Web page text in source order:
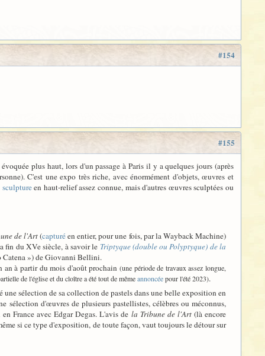
#154
#155
plus haut, lors d'un passage à Paris il y a quelques jours (après
C'est une expo très riche, avec énormément d'objets, œuvres et
sculptureen haut-relief assez connue, mais d'autres œuvres sculptées ou
de l'Art(capturéen entier, pour une fois, par la Wayback Machine)
fin du XVe siècle, à savoir le Triptyque (double ou Polyptyque) de la
») de Giovanni Bellini.
an à partir du mois d'août prochain (une période de travaux assez longue,
de l'église et du cloître a été tout de mêmeannoncéepour l'été 2023).
sélection de sa collection de pastels dans une belle exposition en
sélection d'œuvres de plusieurs pastellistes, célèbres ou méconnus,
France avec Edgar Degas. L'avis de la Tribune de l'Art(là encore
si ce type d'exposition, de toute façon, vaut toujours le détour sur